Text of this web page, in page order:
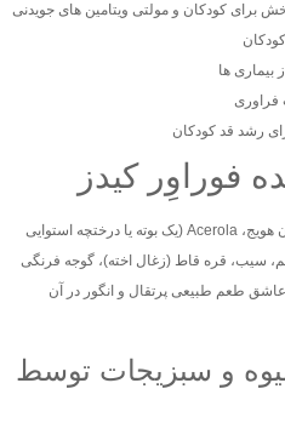
برای کودکان و مولتی ویتامین های جویدنی
بیماری ها
فراوری
رشد قد کودکان
فوراوِر کیدز
عناصر مواد مغذی گیاهی از مواد غذایی چون هویج، Acerola (یک بوته یا درختچه استوایی
سیب، قره قاط (زغال اخته)، گوجه فرنگی
طعم طبیعی پرتقال و انگور در آن
و سبزیجات توسط